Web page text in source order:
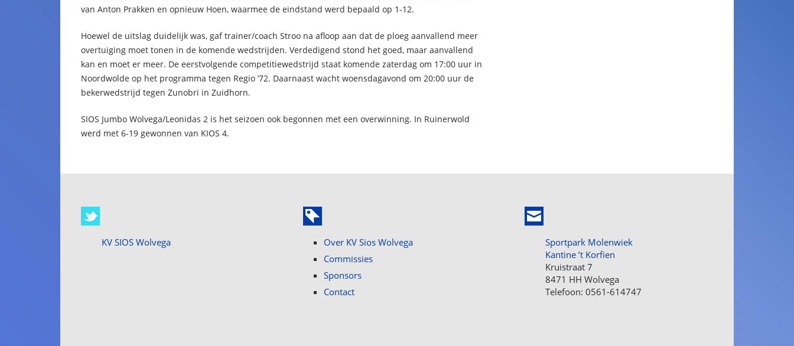
van Anton Prakken en opnieuw Hoen, waarmee de eindstand werd bepaald op 1-12.
Hoewel de uitslag duidelijk was, gaf trainer/coach Stroo na afloop aan dat de ploeg aanvallend meer
overtuiging moet tonen in de komende wedstrijden. Verdedigend stond het goed, maar aanvallend
kan en moet er meer. De eerstvolgende competitiewedstrijd staat komende zaterdag om 17:00 uur in
Noordwolde op het programma tegen Regio ’72. Daarnaast wacht woensdagavond om 20:00 uur de
bekerwedstrijd tegen Zunobri in Zuidhorn.
SIOS Jumbo Wolvega/Leonidas 2 is het seizoen ook begonnen met een overwinning. In Ruinerwold
werd met 6-19 gewonnen van KIOS 4.
KV SIOS Wolvega
Over KV Sios Wolvega
Commissies
Sponsors
Contact
Sportpark Molenwiek
Kantine ’t Korfien
Kruistraat 7
8471 HH Wolvega
Telefoon: 0561-614747